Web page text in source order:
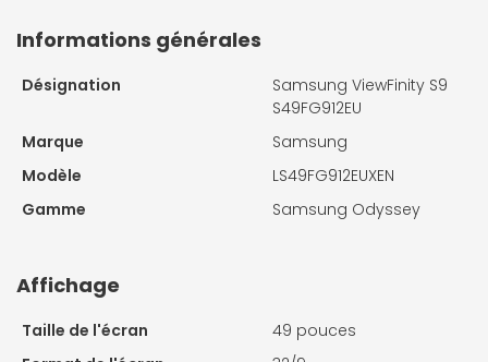
Informations générales
Désignation
Samsung ViewFinity S9
S49FG912EU
Marque
Samsung
Modèle
LS49FG912EUXEN
Gamme
Samsung Odyssey
Affichage
Taille de l'écran
49 pouces